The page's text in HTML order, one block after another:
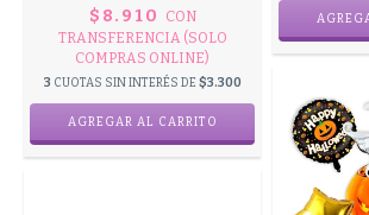
$8.910
CON
TRANSFERENCIA (SOLO
COMPRAS ONLINE)
3 CUOTAS SIN INTERÉS DE $3.300